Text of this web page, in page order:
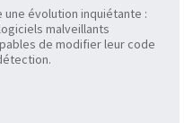
évolution inquiétante :
malveillants
de modifier leur code